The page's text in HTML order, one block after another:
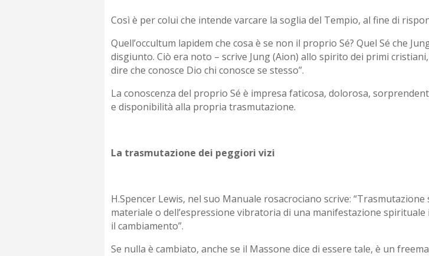
Così è per colui che intende varcare la soglia del Tempio, al fine di
Quell’occultum lapidem che cosa è se non il proprio Sé? Quel Sé che
disgiunto. Ciò era noto – scrive Jung (Aion) allo spirito dei primi
dire che conosce Dio chi conosce se stesso”.
La conoscenza del proprio Sé è impresa faticosa, dolorosa,
e disponibilità alla propria trasmutazione.
La trasmutazione dei peggiori vizi
H.Spencer Lewis, nel suo Manuale rosacrociano scrive:
materiale o dell’espressione vibratoria di una manifestazione
il cambiamento”.
Se nulla è cambiato, anche se il Massone dice di essere tale, è un